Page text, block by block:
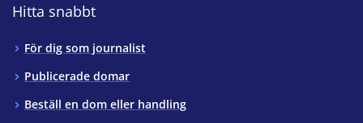
Hitta snabbt
För dig som journalist
Publicerade domar
Beställ en dom eller handling